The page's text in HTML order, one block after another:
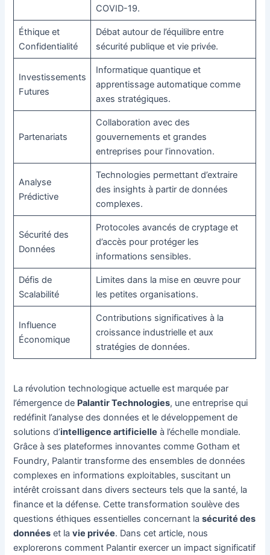
COVID-19.
Éthique et
Confidentialité
Débat autour de l’équilibre entre
sécurité publique et vie privée.
Investissements
Futures
Informatique quantique et
apprentissage automatique comme
axes stratégiques.
Partenariats
Collaboration avec des
gouvernements et grandes
entreprises pour l’innovation.
Analyse
Prédictive
Technologies permettant d’extraire
des insights à partir de données
complexes.
Sécurité des
Données
Protocoles avancés de cryptage et
d’accès pour protéger les
informations sensibles.
Défis de
Scalabilité
Limites dans la mise en œuvre pour
les petites organisations.
Influence
Économique
Contributions significatives à la
croissance industrielle et aux
stratégies de données.
La révolution technologique actuelle est marquée par
l’émergence de Palantir Technologies, une entreprise qui
redéfinit l’analyse des données et le développement de
solutions d’intelligence artificielle à l’échelle mondiale.
Grâce à ses plateformes innovantes comme Gotham et
Foundry, Palantir transforme des ensembles de données
complexes en informations exploitables, suscitant un
intérêt croissant dans divers secteurs tels que la santé, la
finance et la défense. Cette transformation soulève des
questions éthiques essentielles concernant lasécurité des
données et lavie privée. Dans cet article, nous
explorerons comment Palantir exercer un impact significatif